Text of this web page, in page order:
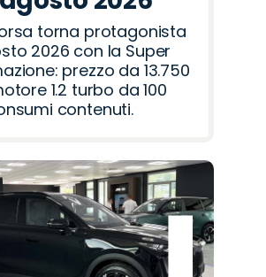
torna protagonista
2026 con la Super
prezzo da 13.750
1.2 turbo da 100
contenuti.